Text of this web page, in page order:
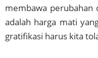
membawa
adalah harga mati
gratifikasi harus kita